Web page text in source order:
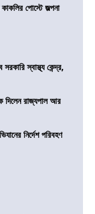
পোস্টে জল্পনা
স্বাস্থ্য কেন্দ্র,
দিলেন রাজ্যপাল আর
নির্দেশ পরিবহণ